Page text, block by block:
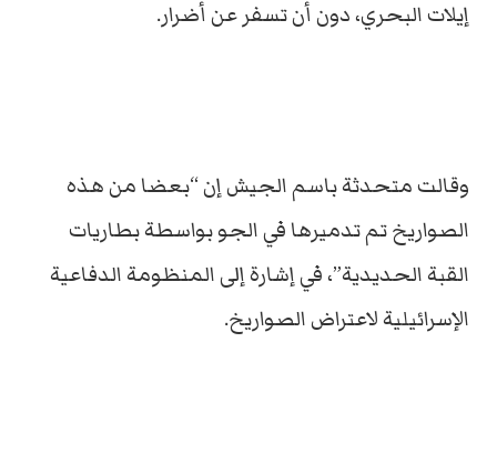
إيلات البحري، دون أن تسفر عن أضرار.
وقالت متحدثة باسم الجيش إن “بعضا من هذه
الصواريخ تم تدميرها في الجو بواسطة بطاريات
القبة الحديدية”، في إشارة إلى المنظومة الدفاعية
الإسرائيلية لاعتراض الصواريخ.